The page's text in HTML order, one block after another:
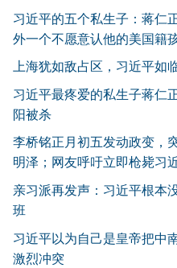
习近平的五个私生子：蒋仁
外一个不愿意认他的美国籍
上海犹如敌占区，习近平如
习近平最疼爱的私生子蒋仁
阳被杀
李桥铭正月初五发动政变，
明泽；网友呼吁立即枪毙习
亲习派再发声：习近平根本
班
习近平以为自己是皇帝把中
激烈冲突